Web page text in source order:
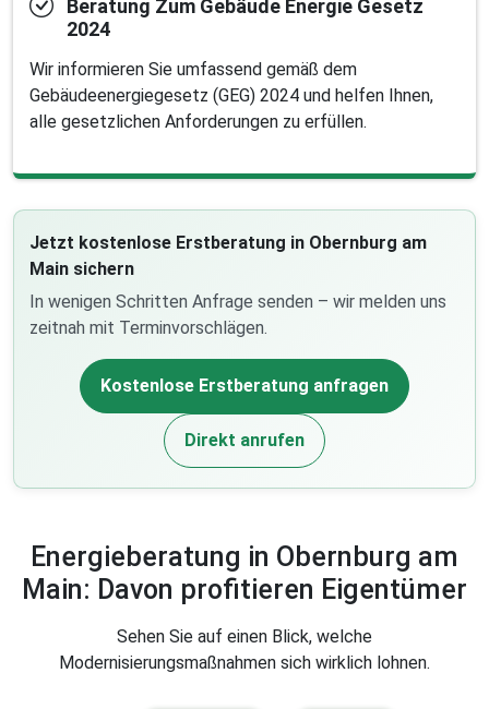
Beratung Zum Gebäude Energie Gesetz
2024
Wir informieren Sie umfassend gemäß dem
Gebäudeenergiegesetz (GEG) 2024 und helfen Ihnen,
alle gesetzlichen Anforderungen zu erfüllen.
Jetzt kostenlose Erstberatung in Obernburg am
Main sichern
In wenigen Schritten Anfrage senden – wir melden uns
zeitnah mit Terminvorschlägen.
Kostenlose Erstberatung anfragen
Direkt anrufen
Energieberatung in Obernburg am
Main: Davon profitieren Eigentümer
Sehen Sie auf einen Blick, welche
Modernisierungsmaßnahmen sich wirklich lohnen.